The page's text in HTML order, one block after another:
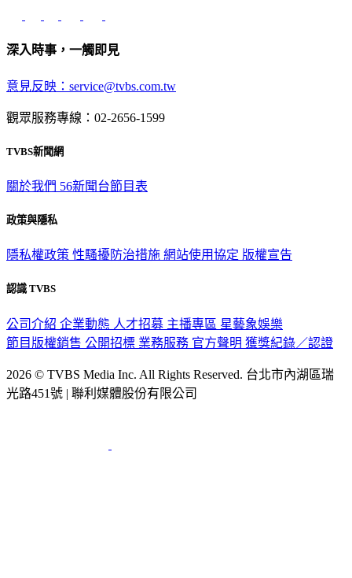
深入時事，一觸即見
意見反映：service@tvbs.com.tw
觀眾服務專線：02-2656-1599
TVBS新聞網
關於我們 56新聞台節目表
政策與隱私
隱私權政策 性騷擾防治措施 網站使用協定 版權宣告
認識 TVBS
公司介紹 企業動態 人才招募 主播專區 星藝象娛樂
節目版權銷售 公開招標 業務服務 官方聲明 獲獎紀錄／認證
2026 © TVBS Media Inc. All Rights Reserved. 台北市內湖區瑞
光路451號 | 聯利媒體股份有限公司